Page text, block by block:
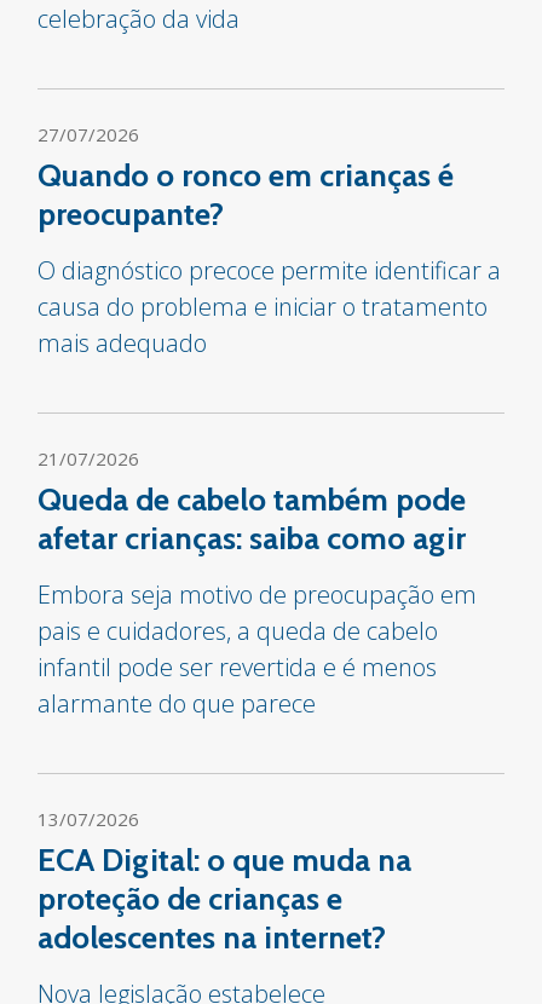
celebração da vida
27/07/2026
Quando o ronco em crianças é
preocupante?
O diagnóstico precoce permite identificar a
causa do problema e iniciar o tratamento
mais adequado
21/07/2026
Queda de cabelo também pode
afetar crianças: saiba como agir
Embora seja motivo de preocupação em
pais e cuidadores, a queda de cabelo
infantil pode ser revertida e é menos
alarmante do que parece
13/07/2026
ECA Digital: o que muda na
proteção de crianças e
adolescentes na internet?
Nova legislação estabelece